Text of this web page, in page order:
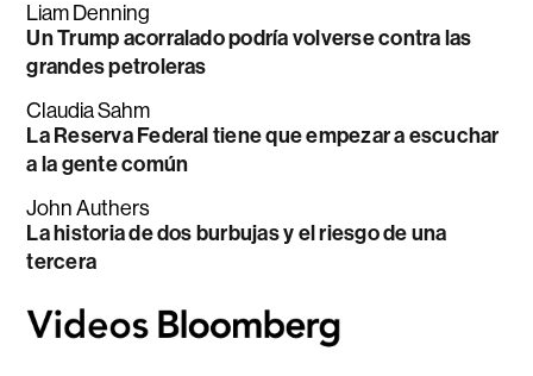
Liam Denning
Un Trump acorralado podría volverse contra las
grandes petroleras
Claudia Sahm
La Reserva Federal tiene que empezar a escuchar
a la gente común
John Authers
La historia de dos burbujas y el riesgo de una
tercera